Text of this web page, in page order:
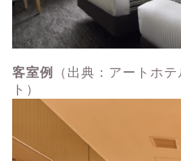
客室例
（出典：アートホ
ト）